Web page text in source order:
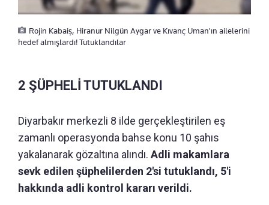
Rojin Kabaiş, Hiranur Nilgün Aygar ve Kıvanç Uman'ın ailelerini
hedef almışlardı! Tutuklandılar
2 ŞÜPHELİ TUTUKLANDI
Diyarbakır merkezli 8 ilde gerçekleştirilen eş
zamanlı operasyonda bahse konu 10 şahıs
yakalanarak gözaltına alındı. Adli makamlara
sevk edilen şüphelilerden 2'si tutuklandı, 5'i
hakkında adli kontrol kararı verildi.